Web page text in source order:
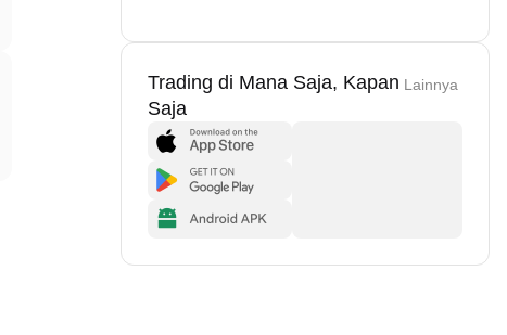
Trading di Mana Saja, Kapan
Saja
Lainnya